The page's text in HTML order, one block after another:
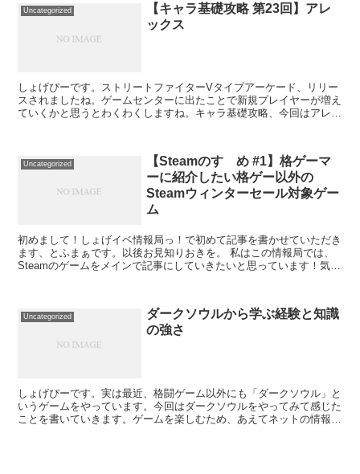
Uncategorized
【キャラ基礎攻略 第23回】アレ
ックス
しょげぴーです。ストリートファイターVタイプアーケード、リリー
スされましたね。ゲームセンターに出たことで新規プレイヤーが増え
ていくかと思うとわくわくしますね。キャラ基礎攻略、今回はアレッ
Uncategorized
【Steamのすゝめ #1】格ゲーマ
ーに紹介したい格ゲー以外の
Steamウィンターセール対象ゲー
ム
初めまして！しょげイベ情報局っ！で初めて記事を書かせていただき
ます、とふまぁです。以後お見知りおきを。 私はこの情報局では、
Steamのゲームをメインで記事にしていきたいと思っています！気ま
Uncategorized
ダークソウルから学ぶ経験と知識
の強さ
しょげぴーです。実は最近、格闘ゲーム以外にも「ダークソウル」と
いうゲームをやっています。今回はダークソウルをやってみて感じた
ことを書いていきます。ゲームを楽しむため、あえてネットの情報は